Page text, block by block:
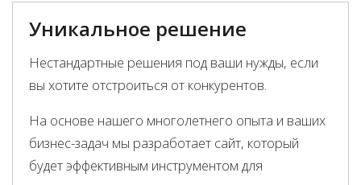
Уникальное решение
Нестандартные решения под ваши нужды, если
вы хотите отстроиться от конкурентов.
На основе нашего многолетнего опыта и ваших
бизнес-задач мы разработает сайт, который
будет эффективным инструментом для